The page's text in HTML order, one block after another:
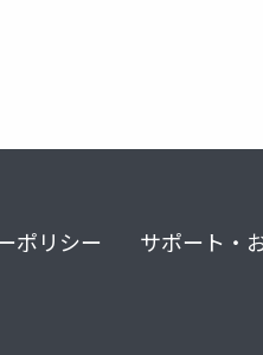
ポリシー サポート・